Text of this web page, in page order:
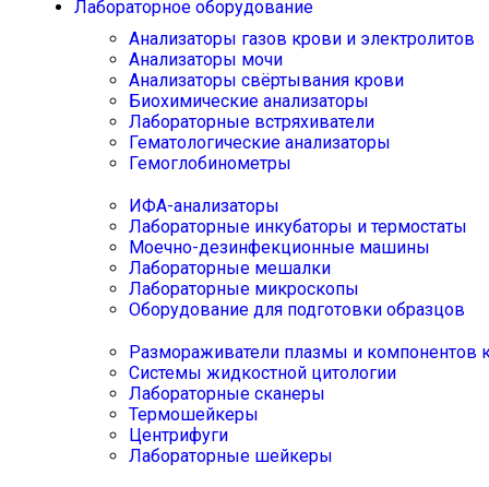
Лабораторное оборудование
Анализаторы газов крови и электролитов
Анализаторы мочи
Анализаторы свёртывания крови
Биохимические анализаторы
Лабораторные встряхиватели
Гематологические анализаторы
Гемоглобинометры
ИФА-анализаторы
Лабораторные инкубаторы и термостаты
Моечно-дезинфекционные машины
Лабораторные мешалки
Лабораторные микроскопы
Оборудование для подготовки образцов
Размораживатели плазмы и компонентов
Системы жидкостной цитологии
Лабораторные сканеры
Термошейкеры
Центрифуги
Лабораторные шейкеры